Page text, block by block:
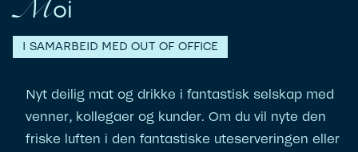
Moi
I SAMARBEID MED OUT OF OFFICE
Nyt deilig mat og drikke i fantastisk selskap med
venner, kollegaer og kunder. Om du vil nyte den
friske luften i den fantastiske uteserveringen eller